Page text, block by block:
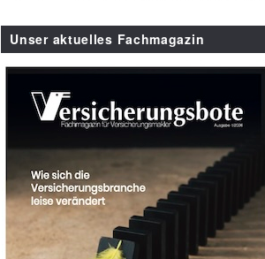
Unser aktuelles Fachmagazin